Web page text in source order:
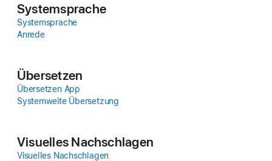
Systemsprache
Systemsprache
Anrede
Über­setzen
Über­setzen App
Systemweite Über­setzung
Visuelles Nach­schlagen
Visuelles Nach­schlagen